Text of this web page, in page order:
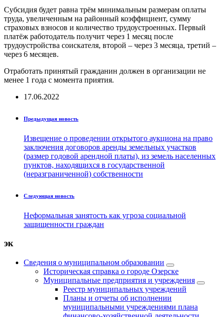
Субсидия будет равна трём минимальным размерам оплаты
труда, увеличенным на районный коэффициент, сумму
страховых взносов и количество трудоустроенных. Первый
платёж работодатель получит через 1 месяц после
трудоустройства соискателя, второй – через 3 месяца, третий –
через 6 месяцев.
Отработать принятый гражданин должен в организации не
менее 1 года с момента приятия.
17.06.2022
Предыдущая новость
Извещение о проведении открытого аукциона на право
заключения договоров аренды земельных участков
(размер годовой арендной платы), из земель населенных
пунктов, находящихся в государственной
(неразграниченной) собственности
Следующая новость
Неформальная занятость как угроза социальной
защищенности граждан
эк
Сведения о муниципальном образовании
Историческая справка о городе Озерске
Муниципальные предприятия и учреждения
Реестр муниципальных учреждений
Планы и отчеты об исполнении
муниципальными учреждениями плана